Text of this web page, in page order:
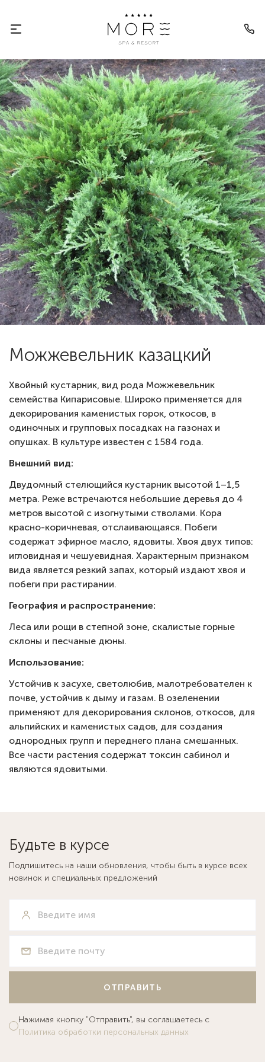
Можжевельник казацкий
Хвойный кустарник, вид рода Можжевельник
семейства Кипарисовые. Широко применяется для
декорирования каменистых горок, откосов, в
одиночных и групповых посадках на газонах и
опушках. В культуре известен с 1584 года.
Внешний вид:
Двудомный стелющийся кустарник высотой 1–1,5
метра. Реже встречаются небольшие деревья до 4
метров высотой с изогнутыми стволами. Кора
красно-коричневая, отслаивающаяся. Побеги
содержат эфирное масло, ядовиты. Хвоя двух типов:
игловидная и чешуевидная. Характерным признаком
вида является резкий запах, который издают хвоя и
побеги при растирании.
География и распространение:
Леса или рощи в степной зоне, скалистые горные
склоны и песчаные дюны.
Использование:
Устойчив к засухе, светолюбив, малотребователен к
почве, устойчив к дыму и газам. В озеленении
применяют для декорирования склонов, откосов, для
альпийских и каменистых садов, для создания
однородных групп и переднего плана смешанных.
Все части растения содержат токсин сабинол и
являются ядовитыми.
Будьте в курсе
Подпишитесь на наши обновления, чтобы быть в курсе всех
новинок и специальных предложений
ОТПРАВИТЬ
Нажимая кнопку "Отправить", вы соглашаетесь с
Политика обработки персональных данных